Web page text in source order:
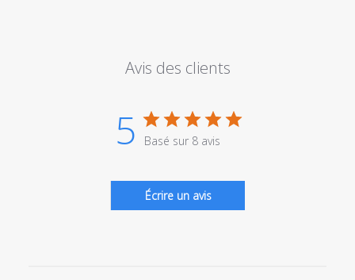
Avis des clients
5 Basé sur 8 avis
Écrire un avis